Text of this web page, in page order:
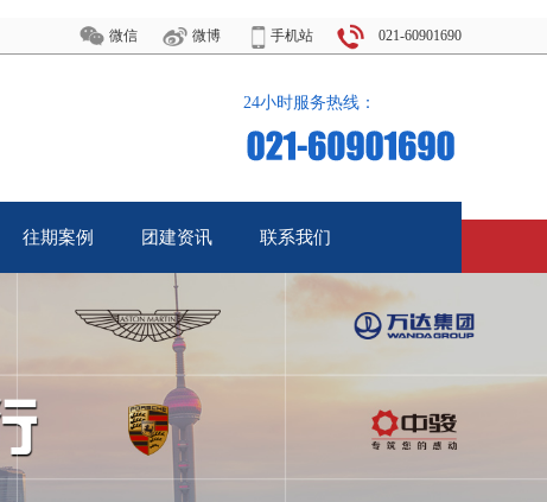
微信 微博 手机站 021-60901690
24小时服务热线：
往期案例 团建资讯
News
联系我们